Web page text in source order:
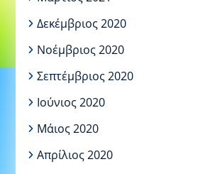
Δεκέμβριος 2020
Νοέμβριος 2020
Σεπτέμβριος 2020
Ιούνιος 2020
Μάιος 2020
Απρίλιος 2020